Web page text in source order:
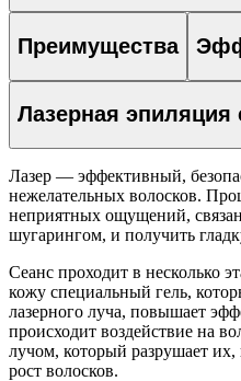
Преимущества
Лазерная
Лазер — эффективный,
нежелательных волосков.
неприятных ощущений,
шугарингом, и получить
Сеанс проходит в несколько
кожу специальный гель,
лазерного луча, повышает
происходит воздействие на
лучом, который разрушает
рост волосков.